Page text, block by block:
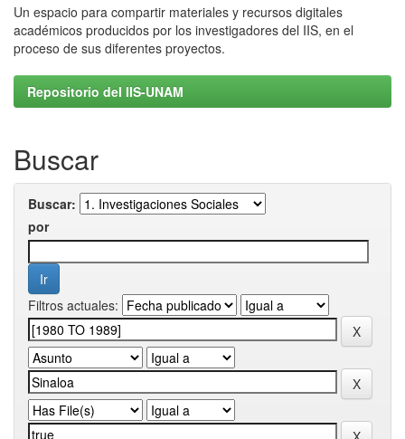
Un espacio para compartir materiales y recursos digitales
académicos producidos por los investigadores del IIS, en el
proceso de sus diferentes proyectos.
Repositorio del IIS-UNAM
Buscar
Buscar:
por
Filtros actuales: